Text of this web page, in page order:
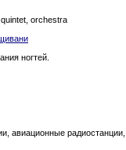
orchestra
ногтей.
авиационные радиостанции,